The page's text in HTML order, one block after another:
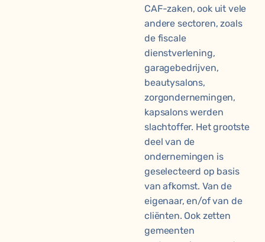
CAF-zaken, ook uit vele
andere sectoren, zoals
de fiscale
dienstverlening,
garagebedrijven,
beautysalons,
zorgondernemingen,
kapsalons werden
slachtoffer. Het grootste
deel van de
ondernemingen is
geselecteerd op basis
van afkomst. Van de
eigenaar, en/of van de
cliënten. Ook zetten
gemeenten